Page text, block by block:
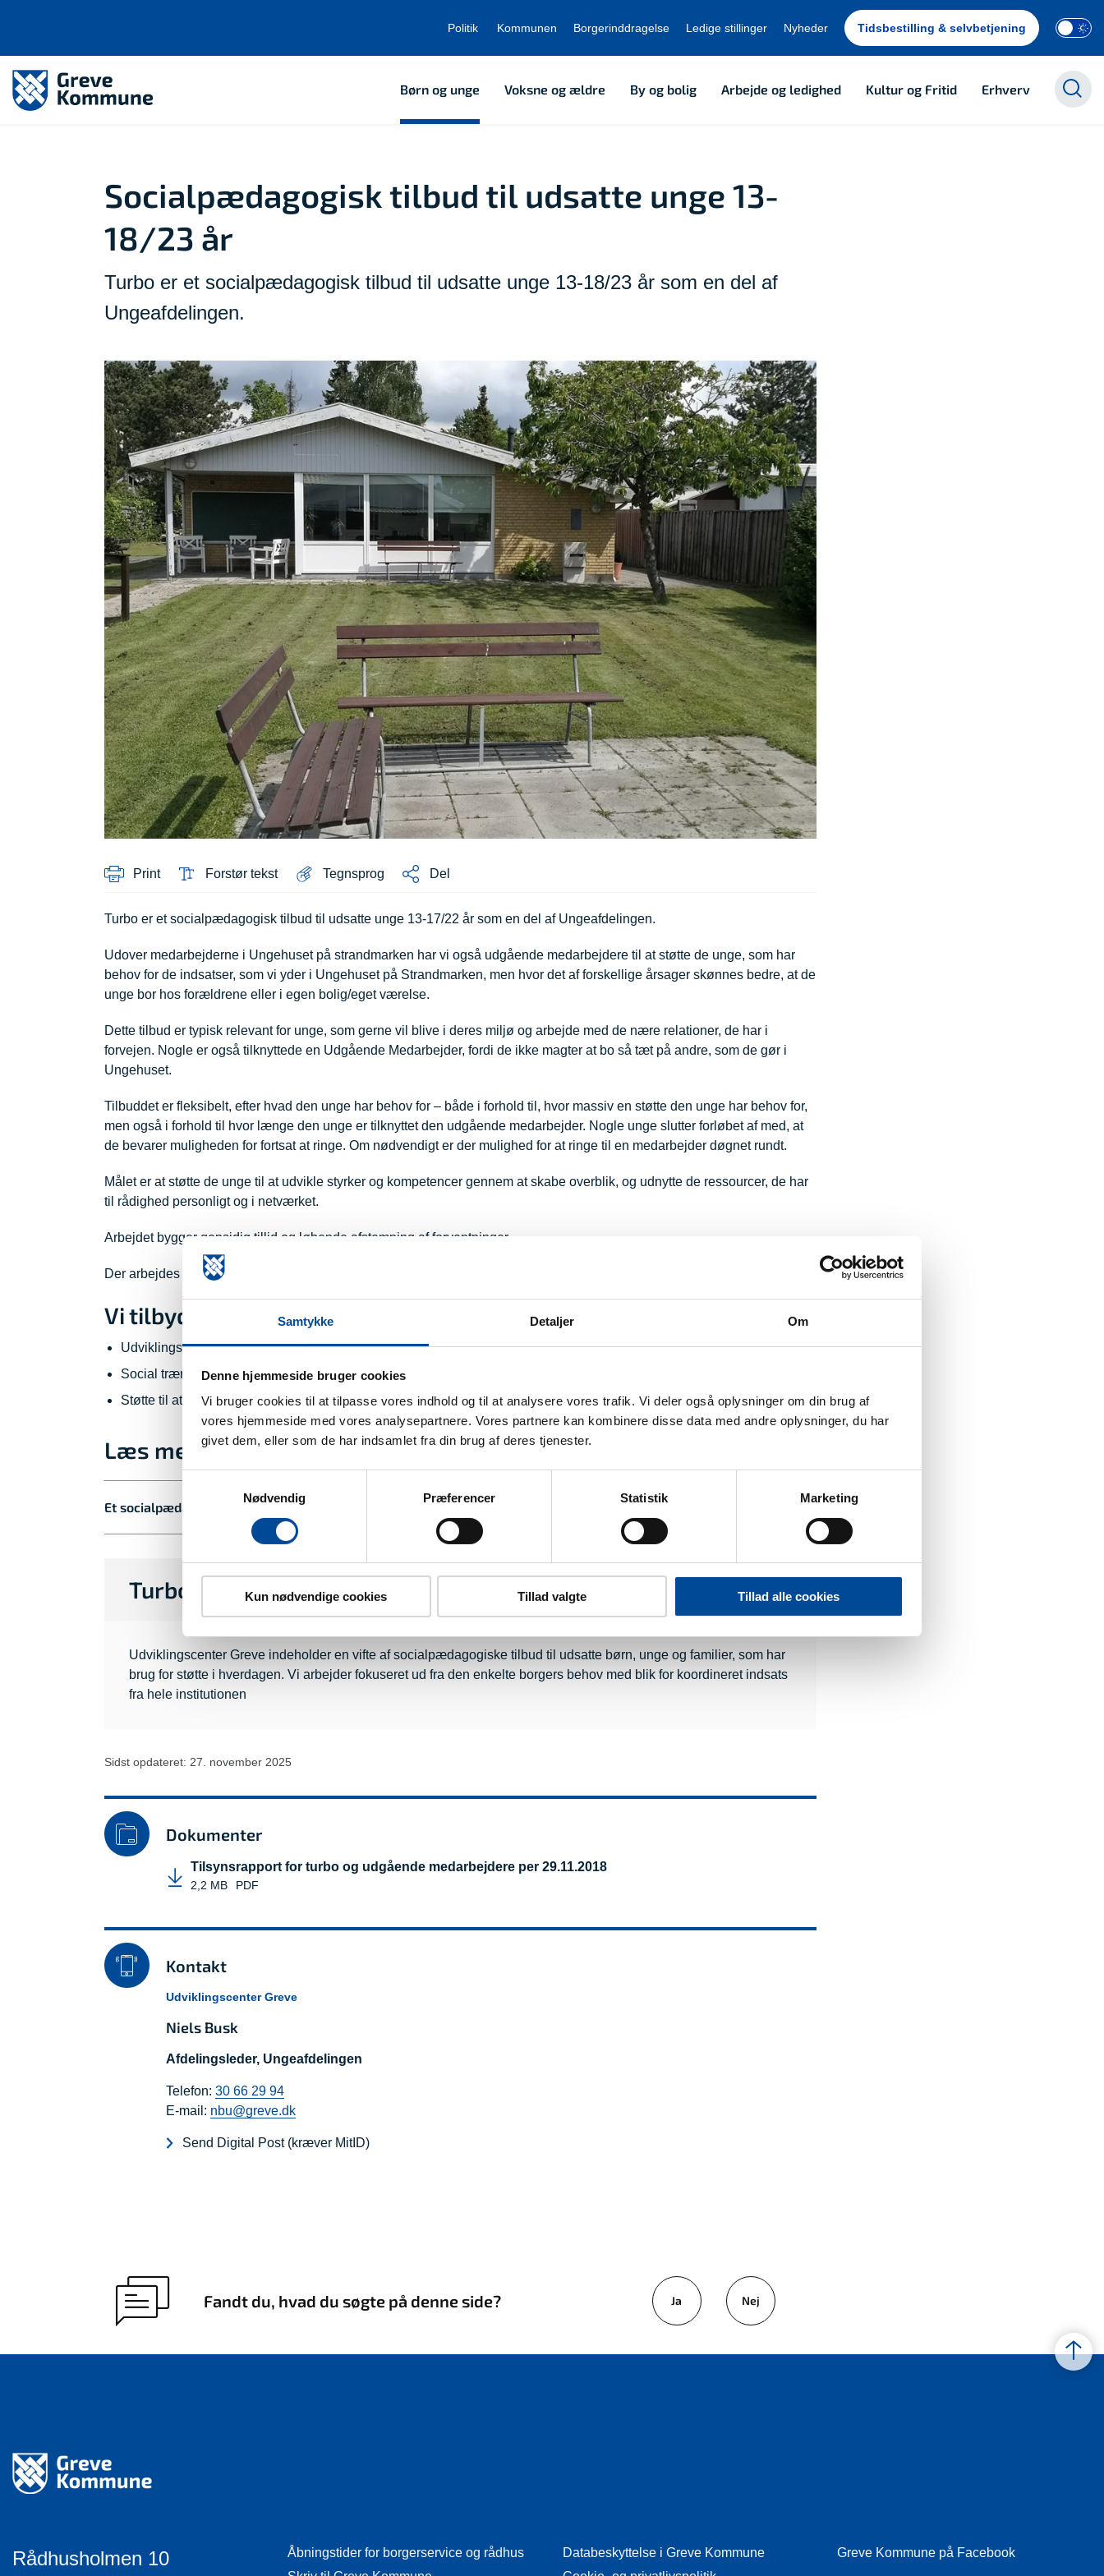
Samtykke Detaljer Om
Denne hjemmeside bruger cookies
Vi bruger cookies til at tilpasse vores indhold og til at analysere vores trafik. Vi deler også oplysninger om din brug af
vores hjemmeside med vores analysepartnere. Vores partnere kan kombinere disse data med andre oplysninger, du har
givet dem, eller som de har indsamlet fra din brug af deres tjenester.
Samtykkevalg
Nødvendig
Præferencer Statistik Marketing
Kun nødvendige cookies Tillad valgte Tillad alle cookies
Politik Kommunen Borgerinddragelse Ledige stillinger Nyheder Tidsbestilling & selvbetjening
Børn og unge Voksne og ældre By og bolig Arbejde og ledighed Kultur og Fritid Erhverv
Socialpædagogisk tilbud til udsatte unge 13-
18/23 år
Turbo er et socialpædagogisk tilbud til udsatte unge 13-18/23 år som en del af
Ungeafdelingen.
Print Forstør tekst Tegnsprog Del
Turbo er et socialpædagogisk tilbud til udsatte unge 13-17/22 år som en del af Ungeafdelingen.
Udover medarbejderne i Ungehuset på strandmarken har vi også udgående medarbejdere til at støtte de unge, som har
behov for de indsatser, som vi yder i Ungehuset på Strandmarken, men hvor det af forskellige årsager skønnes bedre, at de
unge bor hos forældrene eller i egen bolig/eget værelse.
Dette tilbud er typisk relevant for unge, som gerne vil blive i deres miljø og arbejde med de nære relationer, de har i
forvejen. Nogle er også tilknyttede en Udgående Medarbejder, fordi de ikke magter at bo så tæt på andre, som de gør i
Ungehuset.
Tilbuddet er fleksibelt, efter hvad den unge har behov for – både i forhold til, hvor massiv en støtte den unge har behov for,
men også i forhold til hvor længe den unge er tilknyttet den udgående medarbejder. Nogle unge slutter forløbet af med, at
de bevarer muligheden for fortsat at ringe. Om nødvendigt er der mulighed for at ringe til en medarbejder døgnet rundt.
Målet er at støtte de unge til at udvikle styrker og kompetencer gennem at skabe overblik, og udnytte de ressourcer, de har
til rådighed personligt og i netværket.
Arbejdet bygger gensidig tillid og løbende afstemning af forventninger.
Der arbejdes altid ud fra konkrete, enkle og klare mål så den unge og andre ved, hvornår de er opfyldt.
Vi tilbyder:
Udviklingsstøtte ud fra en stillet opgave via individuel kontakt, samtaler/aktiviteter.
Social træning via fællesarrangementer, ture, motivation til deltagelse i nærmiljø, skole/arbejde
Støtte til at bo selv via individuel guidning, kurser i madlavning og økonomi/ kontakt til myndigheder etc.
Læs mere om Turbo her:
Et socialpædagogisk tilbud til udsatte unge 13-17/22 år som en del af Ungeafdelingen.
Turbo er en del af Udviklingscenter Greve
Udviklingscenter Greve indeholder en vifte af socialpædagogiske tilbud til udsatte børn, unge og familier, som har
brug for støtte i hverdagen. Vi arbejder fokuseret ud fra den enkelte borgers behov med blik for koordineret indsats
fra hele institutionen
Sidst opdateret: 27. november 2025
Dokumenter
Tilsynsrapport for turbo og udgående medarbejdere per 29.11.2018
2,2 MB PDF
Kontakt
Udviklingscenter Greve
Niels Busk
Afdelingsleder, Ungeafdelingen
Telefon: 30 66 29 94
E-mail: nbu@greve.dk
Send Digital Post (kræver MitID)
Fandt du, hvad du søgte på denne side? Ja Nej
Rådhusholmen 10
Åbningstider for borgerservice og rådhus
Databeskyttelse i Greve Kommune
Greve Kommune på Facebook